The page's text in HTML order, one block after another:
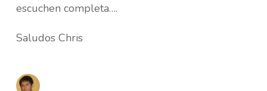
escuchen completa….
Saludos Chris